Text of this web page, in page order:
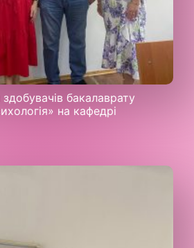
бакалаврату
на кафедрі